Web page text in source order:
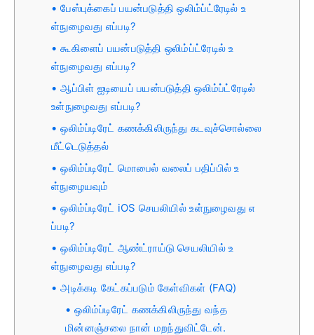
பேஸ்புக்கைப் பயன்படுத்தி ஒலிம்ப்ட்ரேடில் உ
ள்நுழைவது எப்படி?
கூகிளைப் பயன்படுத்தி ஒலிம்ப்ட்ரேடில் உ
ள்நுழைவது எப்படி?
ஆப்பிள் ஐடியைப் பயன்படுத்தி ஒலிம்ப்ட்ரேடில்
உள்நுழைவது எப்படி?
ஒலிம்ப்டிரேட் கணக்கிலிருந்து கடவுச்சொல்லை
மீட்டெடுத்தல்
ஒலிம்ப்டிரேட் மொபைல் வலைப் பதிப்பில் உ
ள்நுழையவும்
ஒலிம்ப்டிரேட் iOS செயலியில் உள்நுழைவது எ
ப்படி?
ஒலிம்ப்டிரேட் ஆண்ட்ராய்டு செயலியில் உ
ள்நுழைவது எப்படி?
அடிக்கடி கேட்கப்படும் கேள்விகள் (FAQ)
ஒலிம்ப்டிரேட் கணக்கிலிருந்து வந்த
மின்னஞ்சலை நான் மறந்துவிட்டேன்.